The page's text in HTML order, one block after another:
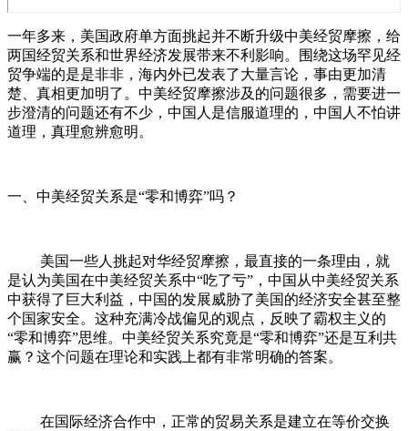
一年多来，美国政府单方面挑起并不断升级中美经贸摩擦，给
两国经贸关系和世界经济发展带来不利影响。围绕这场罕见经
贸争端的是是非非，海内外已发表了大量言论，事由更加清
楚、真相更加明了。中美经贸摩擦涉及的问题很多，需要进一
步澄清的问题还有不少，中国人是信服道理的，中国人不怕讲
道理，真理愈辨愈明。
一、中美经贸关系是“零和博弈”吗？
美国一些人挑起对华经贸摩擦，最直接的一条理由，就
是认为美国在中美经贸关系中“吃了亏”，中国从中美经贸关系
中获得了巨大利益，中国的发展威胁了美国的经济安全甚至整
个国家安全。这种充满冷战偏见的观点，反映了霸权主义的
“零和博弈”思维。中美经贸关系究竟是“零和博弈”还是互利共
赢？这个问题在理论和实践上都有非常明确的答案。
在国际经济合作中，正常的贸易关系是建立在等价交换